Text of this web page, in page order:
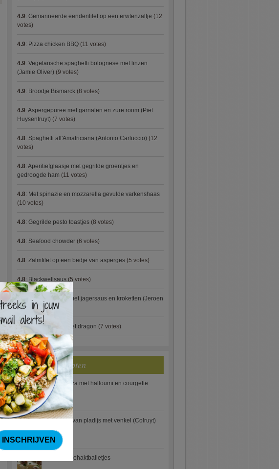
4.9: Gemarineerde eendenfilet op een erwtenzalfje (12
votes)
4.9: Pizza chicken BBQ (11 votes)
4.9: Vegetarische spaghetti bolognese met linzen
(Jamie Oliver) (9 votes)
4.9: Broodje Bismarck (8 votes)
4.9: Aspergepuree met garnalen en zure room (Piet
Huysentruyt) (7 votes)
4.8: Spaghetti all'Amatriciana (Antonio Carluccio) (12
votes)
4.8: Aperitiefglaasje met gegrilde groentjes en
gedroogde ham (11 votes)
4.8: Met spinazie en mozzarella gevulde varkenshaas
(10 votes)
4.8: Gegrilde pesto toastjes (8 votes)
4.8: Seafood chowder (6 votes)
4.8: Zalmfilet op een bedje van asperges (5 votes)
4.8: Blackwellsaus (5 votes)
4.7
Varkenshaasje met jagersaus en kroketten (Jeroen
Meus)(15 votes)
4.7:Gestoofde kip met dragon (7 votes)
Nieuwste Recepten
Turkse pizza met halloumi en courgette
Waterzooi van pladijs met venkel (Colruyt)
Zweedse gehaktballetjes
×